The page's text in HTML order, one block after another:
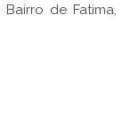
de Fatima,